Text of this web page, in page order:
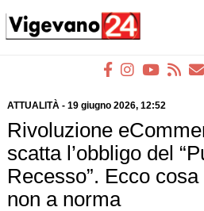
ATTUALITÀ- 19 giugno 2026, 12:52
Rivoluzione
scatta l’obbligo del
Recesso”. Ecco
non a norma